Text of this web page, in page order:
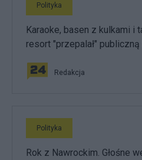
Polityka
Karaoke, basen z kulkami i
resort "przepalał" publiczną
Redakcja
Polityka
Rok z Nawrockim. Głośne